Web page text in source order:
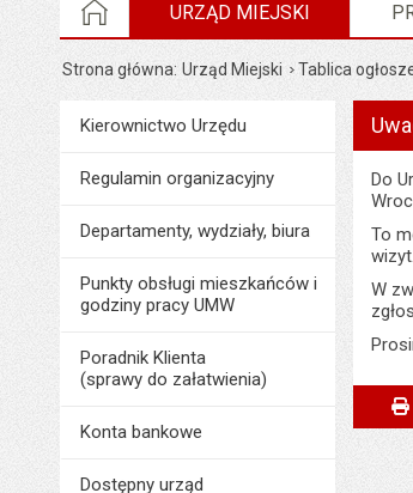
STRONA GŁÓWNA
URZĄD MIEJSKI
Strona główna Urząd Miejski Tablica
MenuUrząd Miejski
Kierownictwo Urzędu
Regulamin organizacyjny
Departamenty, wydziały, biura
Punkty obsługi mieszkańców i
godziny pracy UMW
Poradnik Klienta
(sprawy do załatwienia)
Konta bankowe
Dostępny urząd
Do
To
W